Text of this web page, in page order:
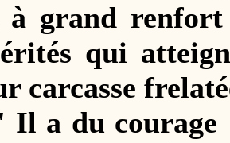
à grand
qui
carcasse
courage "